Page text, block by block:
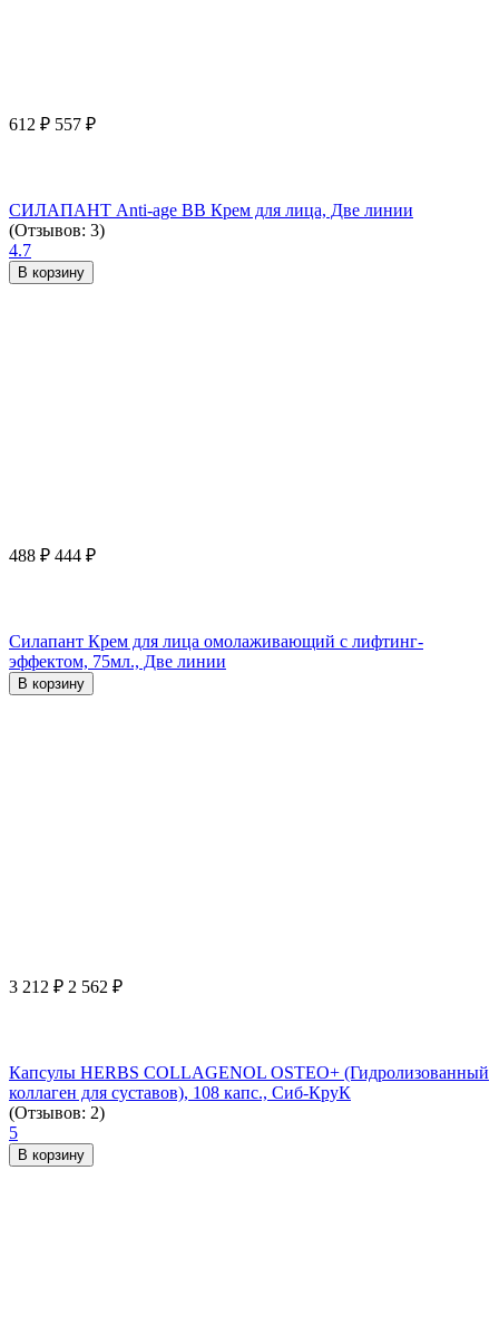
612 ₽ 557 ₽
СИЛАПАНТ Anti-age ВВ Крем для лица, Две линии
(Отзывов: 3)
4.7
В корзину
488 ₽ 444 ₽
Силапант Крем для лица омолаживающий с лифтинг-
эффектом, 75мл., Две линии
В корзину
3 212 ₽ 2 562 ₽
Капсулы HERBS COLLAGENOL OSTEO+ (Гидролизованный
коллаген для суставов), 108 капс., Сиб-КруК
(Отзывов: 2)
5
В корзину